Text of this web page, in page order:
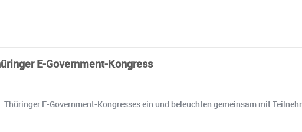
E-Government-Kongress
E-Government-Kongresses ein und beleuchten gemeinsam mit